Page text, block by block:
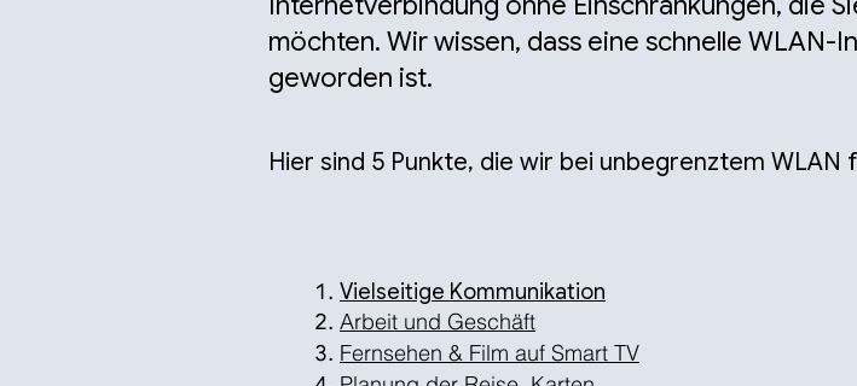
möchten. Wir wissen, dass eine schnelle
geworden ist.
Hier sind 5 Punkte, die wir bei unbegrenztem WLAN
Vielseitige Kommunikation
Arbeit und Geschäft
Fernsehen & Film auf Smart TV